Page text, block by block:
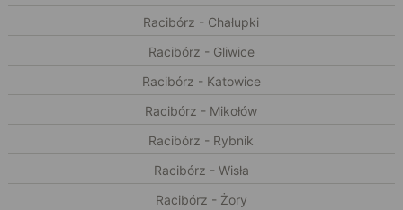
Racibórz - Chałupki
Racibórz - Gliwice
Racibórz - Katowice
Racibórz - Mikołów
Racibórz - Rybnik
Racibórz - Wisła
Racibórz - Żory